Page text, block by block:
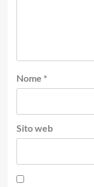
Nome *
Sito web